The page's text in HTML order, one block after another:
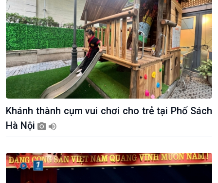
Thời sự 18h
Thời sự 21h30
Bản tin
Chuyên mục
Theo dòng Thời sự
Khánh thành cụm vui chơi cho trẻ tại Phố Sách
Hà Nội